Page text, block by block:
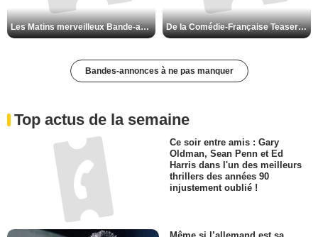
Les Matins merveilleux Bande-annonce VF De la Comédie-Française Teaser VF
Bandes-annonces à ne pas manquer
Top actus de la semaine
Ce soir entre amis : Gary
Oldman, Sean Penn et Ed
Harris dans l'un des meilleurs
thrillers des années 90
injustement oublié !